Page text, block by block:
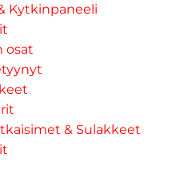
Kytkinpaneeli
osat
& Sulakkeet